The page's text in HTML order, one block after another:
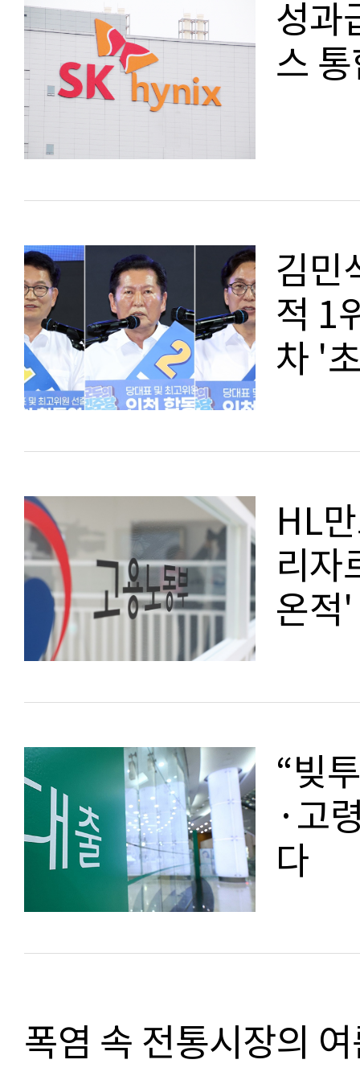
성과
스
김민
적 1
차 '
HL
리
온적'
“빚
·고
다
폭염 속 전통시장의